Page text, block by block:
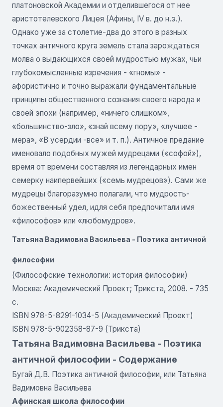
платоновской Академии и отделившегося от нее
аристотелевского Лицея (Афины, IV в. до н.э.).
Однако уже за столетие-два до этого в разных
точках античного круга земель стала зарождаться
молва о выдающихся своей мудростью мужах, чьи
глубокомысленные изречения - «гномы» -
афористично и точно выражали фундаментальные
принципы общественного сознания своего народа и
своей эпохи (например, «ничего слишком»,
«большинство-зло», «знай всему пору», «лучшее -
мера», «В усердии -все» и т. п.). Античное предание
именовало подобных мужей мудрецами («софой»),
время от времени составляя из легендарных имен
семерку наипервейших («семь мудрецов»). Сами же
мудрецы благоразумно полагали, что мудрость-
божественный удел, идля себя предпочитали имя
«философов» или «любомудров».
Татьяна Вадимовна Васильева - Поэтика античной
философии
(Философские технологии: история философии)
Москва: Академический Проект; Трикста, 2008. - 735
с.
ISBN 978-5-8291-1034-5 (Академический Проект)
ISBN 978-5-902358-87-9 (Трикста)
Татьяна Вадимовна Васильева - Поэтика
античной философии - Содержание
Бугай Д.В. Поэтика античной философии, или Татьяна
Вадимовна Васильева
Афинская школа философии